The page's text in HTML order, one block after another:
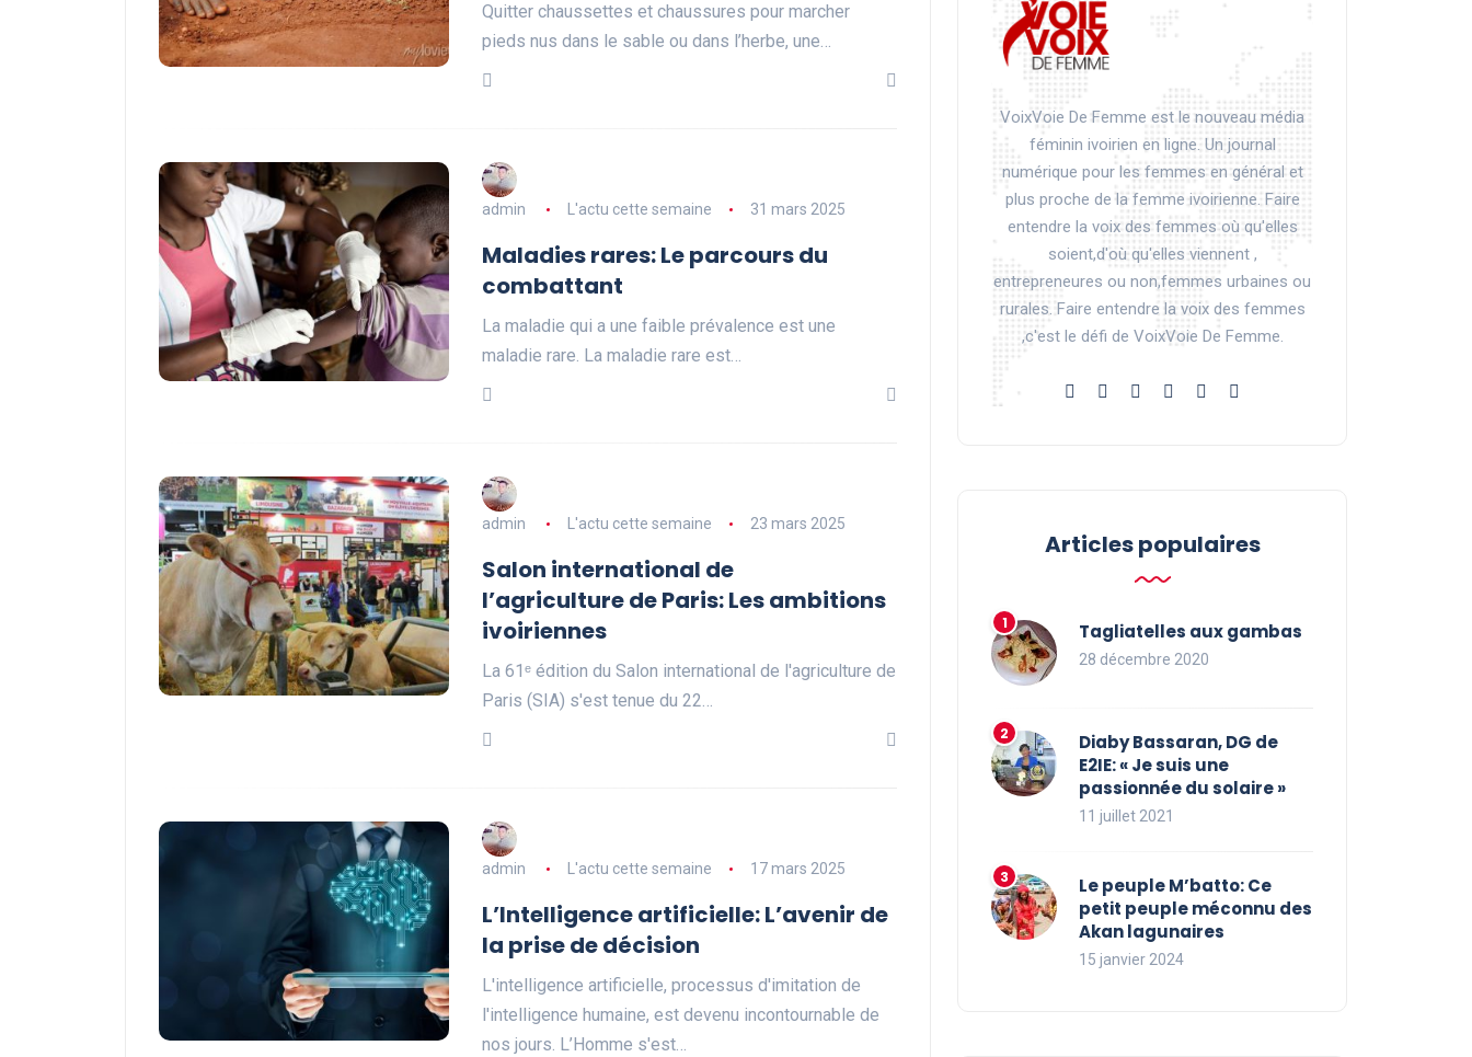
Quitter chaussettes et chaussures pour marcher
pieds nus dans le sable ou dans l’herbe, une…
admin L'actu cette semaine 31 mars 2025
Maladies rares: Le parcours du
combattant
La maladie qui a une faible prévalence est une
maladie rare. La maladie rare est…
admin L'actu cette semaine 23 mars 2025
Salon international de
l’agriculture de Paris: Les ambitions
ivoiriennes
La 61ᵉ édition du Salon international de l'agriculture de
Paris (SIA) s'est tenue du 22…
admin L'actu cette semaine 17 mars 2025
L’Intelligence artificielle: L’avenir de
la prise de décision
L'intelligence artificielle, processus d'imitation de
l'intelligence humaine, est devenu incontournable de
nos jours. L’Homme s'est…
VoixVoie De Femme est le nouveau média
féminin ivoirien en ligne. Un journal
numérique pour les femmes en général et
plus proche de la femme ivoirienne. Faire
entendre la voix des femmes où qu'elles
soient,d'où qu'elles viennent ,
entrepreneures ou non,femmes urbaines ou
rurales. Faire entendre la voix des femmes
,c'est le défi de VoixVoie De Femme.
Articles populaires
Tagliatelles aux gambas
28 décembre 2020
Diaby Bassaran, DG de
E2IE: « Je suis une
passionnée du solaire »
11 juillet 2021
Le peuple M’batto: Ce
petit peuple méconnu des
Akan lagunaires
15 janvier 2024